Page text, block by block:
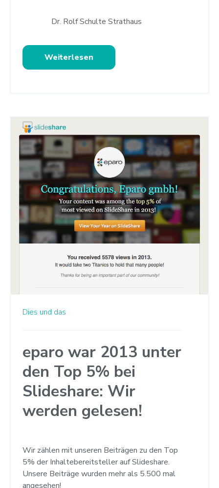
Dr. Rolf Schulte Strathaus
Weiterlesen
Dies und das
eparo war 2013 unter
den Top 5% bei
Slideshare: Wir
werden gelesen!
Wir zählen mit unseren Beiträgen zu den Top
5% der Inhaltebereitsteller auf Slideshare.
Unsere Beiträge wurden mehr als 5.500 mal
angesehen!